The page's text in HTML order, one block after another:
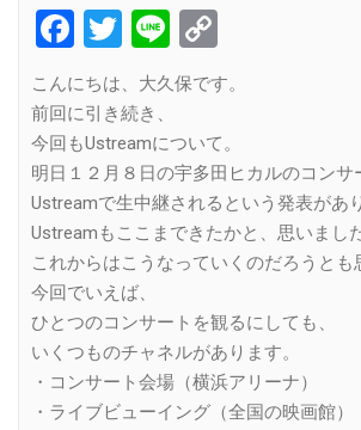
Facebook
Twitter
Line
Link
こんにちは、大久保です。
前回に引き続き、
今回もUstreamについて。
明日１２月８日の宇多田ヒカルのコンサ
Ustreamで生中継されるという発表があ
Ustreamもここまできたかと、思いまし
これからはこうなっていくのだろうとも
今回でいえば、
ひとつのコンサートを観るにしても、
いくつものチャネルがあります。
・コンサート会場（横浜アリーナ）
・ライブビューイング（全国の映画館）